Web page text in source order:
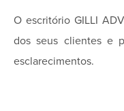
O escritório GILLI
dos seus clientes e
esclarecimentos.